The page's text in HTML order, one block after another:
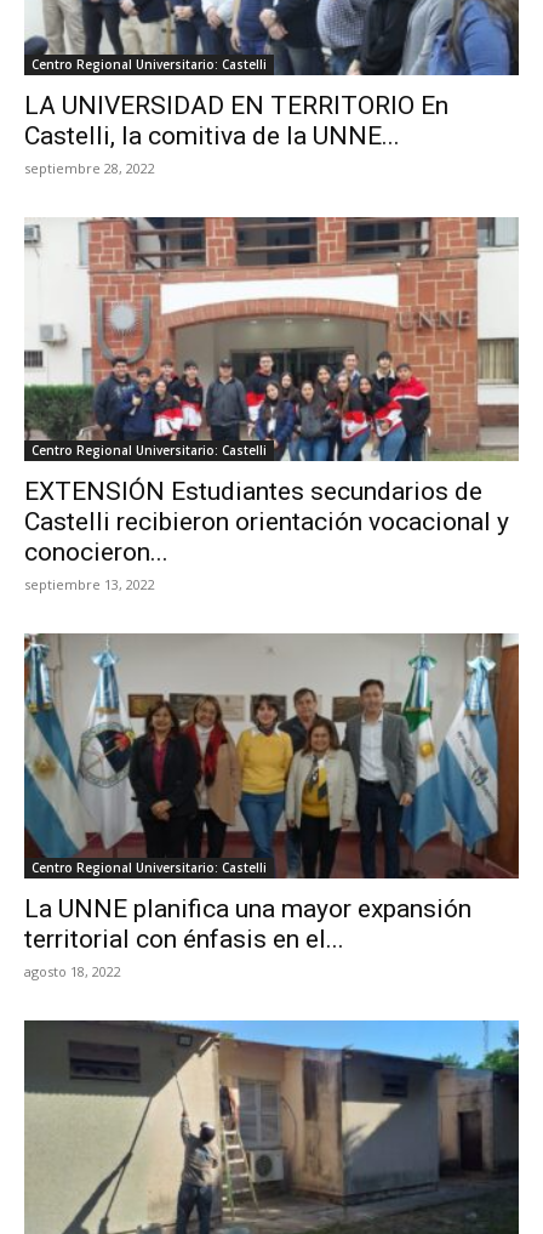
Centro Regional Universitario: Castelli
LA UNIVERSIDAD EN TERRITORIO En
Castelli, la comitiva de la UNNE...
septiembre 28, 2022
Centro Regional Universitario: Castelli
EXTENSIÓN Estudiantes secundarios de
Castelli recibieron orientación vocacional y
conocieron...
septiembre 13, 2022
Centro Regional Universitario: Castelli
La UNNE planifica una mayor expansión
territorial con énfasis en el...
agosto 18, 2022